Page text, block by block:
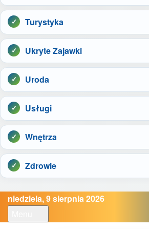
Turystyka
Ukryte Zajawki
Uroda
Usługi
Wnętrza
Zdrowie
niedziela, 9 sierpnia 2026